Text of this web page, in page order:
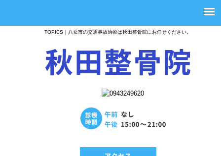
TOPICS｜八女市の交通事故治療は秋田整骨院にお任せください。